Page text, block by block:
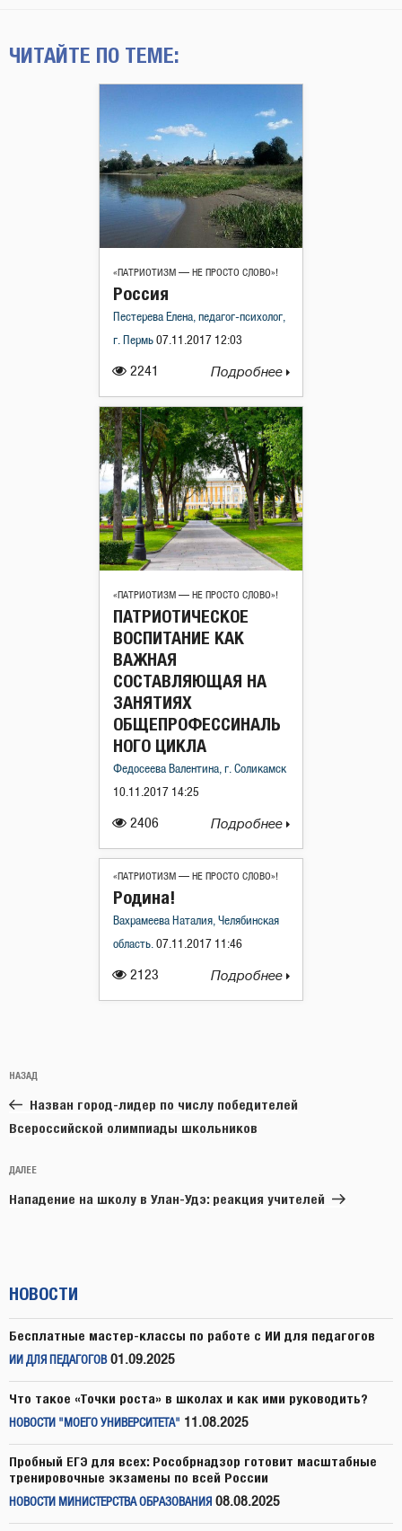
ЧИТАЙТЕ ПО ТЕМЕ:
«ПАТРИОТИЗМ — НЕ ПРОСТО СЛОВО»!
2241
Россия
Пестерева Елена, педагог-психолог,
г. Пермь 07.11.2017 12:03
Подробнее
«ПАТРИОТИЗМ — НЕ ПРОСТО СЛОВО»!
2406
ПАТРИОТИЧЕСКОЕ
ВОСПИТАНИЕ КАК
ВАЖНАЯ
СОСТАВЛЯЮЩАЯ НА
ЗАНЯТИЯХ
ОБЩЕПРОФЕССИНАЛЬ
НОГО ЦИКЛА
Федосеева Валентина, г. Соликамск
10.11.2017 14:25
Подробнее
«ПАТРИОТИЗМ — НЕ ПРОСТО СЛОВО»!
2123
Родина!
Вахрамеева Наталия, Челябинская
область. 07.11.2017 11:46
Подробнее
по
записям
Предыдущая
запись:
НАЗАД
Назван город-лидер по числу победителей
Всероссийской олимпиады школьников
Следующая
запись
ДАЛЕЕ
Нападение на школу в Улан-Удэ: реакция учителей
НОВОСТИ
Бесплатные мастер-классы по работе с ИИ для педагогов
ИИ ДЛЯ ПЕДАГОГОВ 01.09.2025
Что такое «Точки роста» в школах и как ими руководить?
НОВОСТИ "МОЕГО УНИВЕРСИТЕТА" 11.08.2025
Пробный ЕГЭ для всех: Рособрнадзор готовит масштабные
тренировочные экзамены по всей России
НОВОСТИ МИНИСТЕРСТВА ОБРАЗОВАНИЯ 08.08.2025